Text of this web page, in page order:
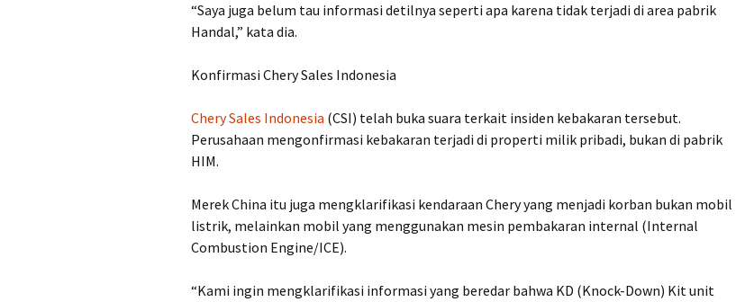
“Saya juga belum tau informasi detilnya seperti apa karena tidak terjadi di area pabrik
Handal,” kata dia.
Konfirmasi Chery Sales Indonesia
Chery Sales Indonesia (CSI) telah buka suara terkait insiden kebakaran tersebut.
Perusahaan mengonfirmasi kebakaran terjadi di properti milik pribadi, bukan di pabrik
HIM.
Merek China itu juga mengklarifikasi kendaraan Chery yang menjadi korban bukan mobil
listrik, melainkan mobil yang menggunakan mesin pembakaran internal (Internal
Combustion Engine/ICE).
“Kami ingin mengklarifikasi informasi yang beredar bahwa KD (Knock-Down) Kit unit